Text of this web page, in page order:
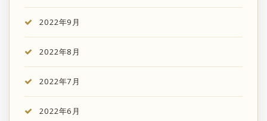
2022年9月
2022年8月
2022年7月
2022年6月